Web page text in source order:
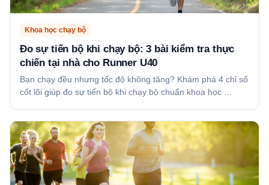
Khoa học chạy bộ
Đo sự tiến bộ khi chạy bộ: 3 bài kiểm tra thực
chiến tại nhà cho Runner U40
Bạn chạy đều nhưng tốc độ không tăng? Khám phá 4 chỉ số
cốt lõi giúp đo sự tiến bộ khi chạy bộ chuẩn khoa học …